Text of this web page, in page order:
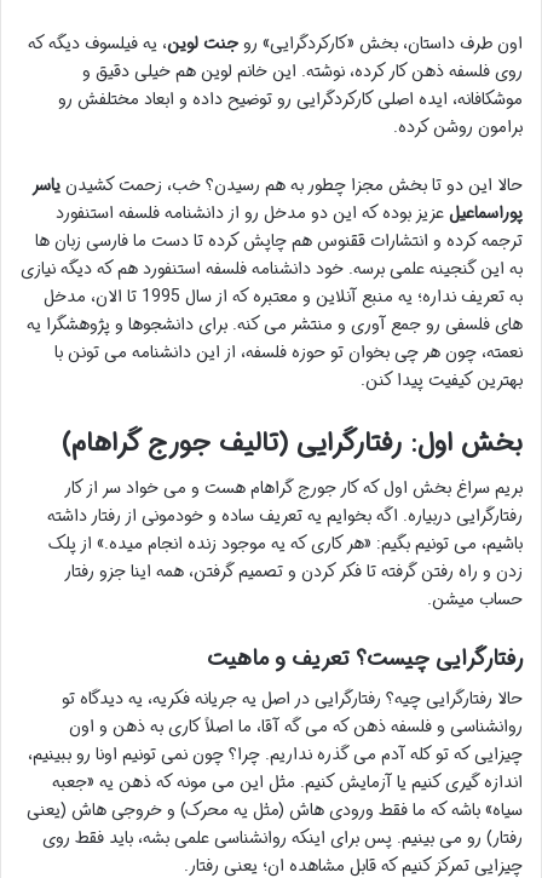
اون طرف داستان، بخش «کارکردگرایی» روجنت لوین، یه فیلسوف دیگه که
روی فلسفه ذهن کار کرده، نوشته. این خانم لوین هم خیلی دقیق و
موشکافانه، ایده اصلی کارکردگرایی رو توضیح داده و ابعاد مختلفش رو
برامون روشن کرده.
حالا این دو تا بخش مجزا چطور به هم رسیدن؟ خب، زحمت کشیدنیاسر
پوراسماعیلعزیز بوده که این دو مدخل رو از دانشنامه فلسفه استنفورد
ترجمه کرده و انتشارات ققنوس هم چاپش کرده تا دست ما فارسی زبان ها
به این گنجینه علمی برسه. خود دانشنامه فلسفه استنفورد هم که دیگه نیازی
به تعریف نداره؛ یه منبع آنلاین و معتبره که از سال 1995 تا الان، مدخل
های فلسفی رو جمع آوری و منتشر می کنه. برای دانشجوها و پژوهشگرا یه
نعمته، چون هر چی بخوان تو حوزه فلسفه، از این دانشنامه می تونن با
بهترین کیفیت پیدا کنن.
بخش اول: رفتارگرایی (تالیف جورج گراهام)
بریم سراغ بخش اول که کار جورج گراهام هست و می خواد سر از کار
رفتارگرایی دربیاره. اگه بخوایم یه تعریف ساده و خودمونی از رفتار داشته
باشیم، می تونیم بگیم: «هر کاری که یه موجود زنده انجام میده.» از پلک
زدن و راه رفتن گرفته تا فکر کردن و تصمیم گرفتن، همه اینا جزو رفتار
حساب میشن.
رفتارگرایی چیست؟ تعریف و ماهیت
حالا رفتارگرایی چیه؟ رفتارگرایی در اصل یه جریانه فکریه، یه دیدگاه تو
روانشناسی و فلسفه ذهن که می گه آقا، ما اصلاً کاری به ذهن و اون
چیزایی که تو کله آدم می گذره نداریم. چرا؟ چون نمی تونیم اونا رو ببینیم،
اندازه گیری کنیم یا آزمایش کنیم. مثل این می مونه که ذهن یه «جعبه
سیاه» باشه که ما فقط ورودی هاش (مثل یه محرک) و خروجی هاش (یعنی
رفتار) رو می بینیم. پس برای اینکه روانشناسی علمی بشه، باید فقط روی
چیزایی تمرکز کنیم که قابل مشاهده ان؛ یعنی رفتار.